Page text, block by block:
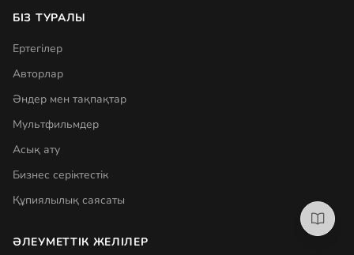
БІЗ ТУРАЛЫ
Ертегілер
Авторлар
Әндер мен тақпақтар
Мультфильмдер
Асық ату
Бизнес серіктестік
Құпиялылық саясаты
ӘЛЕУМЕТТІК ЖЕЛІЛЕР